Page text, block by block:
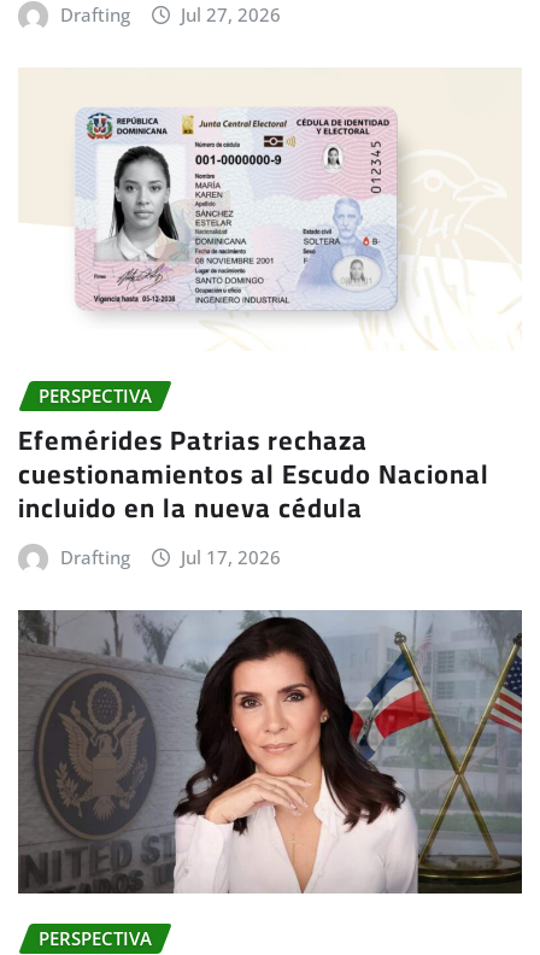
Drafting Jul 27, 2026
PERSPECTIVA
Efemérides Patrias rechaza
cuestionamientos al Escudo Nacional
incluido en la nueva cédula
Drafting Jul 17, 2026
PERSPECTIVA